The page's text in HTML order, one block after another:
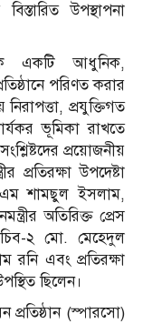
উপস্থাপনা
একটি আধুনিক,
পরিণত করার
প্রযুক্তিগত
ভূমিকা রাখতে
প্রয়োজনীয়
প্রতিরক্ষা উপদেষ্টা
শামছুল ইসলাম,
অতিরিক্ত প্রেস
২ মো. মেহেদুল
এবং প্রতিরক্ষা
ছিলেন।
(স্পারসো)